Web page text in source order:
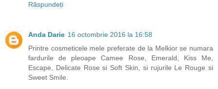
Răspundeți
Anda Darie 16 octombrie 2016 la 16:58
Printre cosmeticele mele preferate de la Melkior se numara
fardurile de pleoape Camee Rose, Emerald, Kiss Me,
Escape, Delicate Rose si Soft Skin, si rujurile Le Rouge si
Sweet Smile.